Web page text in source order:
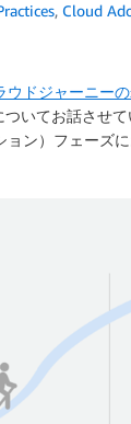
, Cloud
ウドジャーニーの
いてお話させ
ン）フェーズ